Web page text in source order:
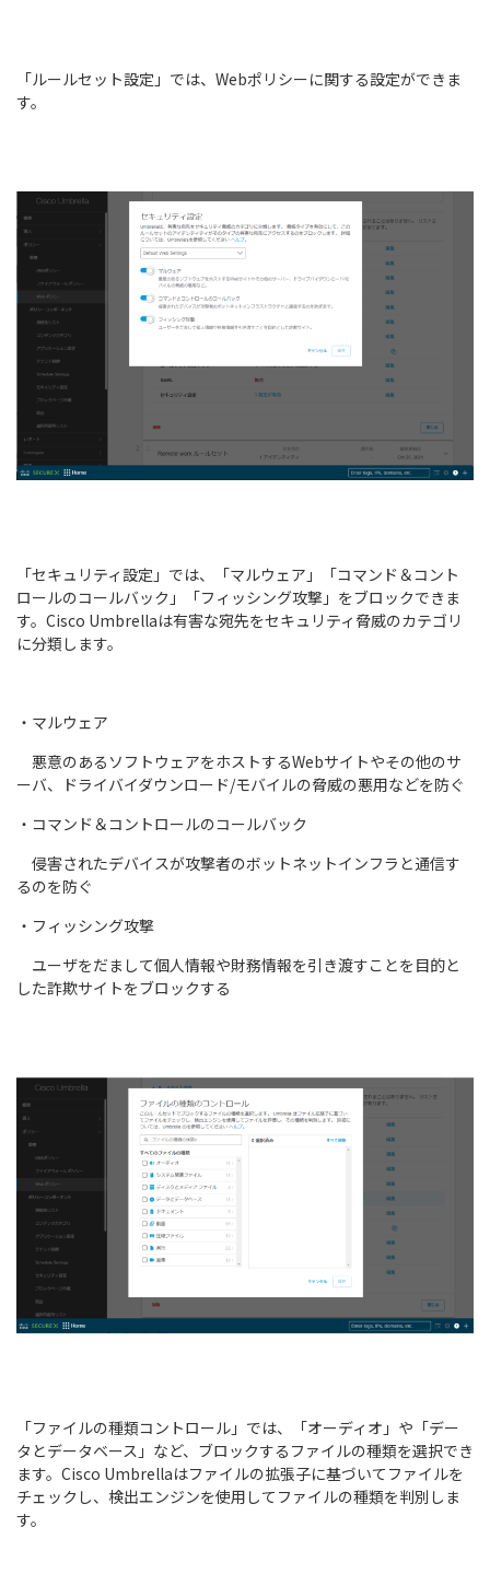
「ルールセット設定」では、Webポリシーに関する設定ができま
す。
「セキュリティ設定」では、「マルウェア」「コマンド＆コント
ロールのコールバック」「フィッシング攻撃」をブロックできま
す。Cisco Umbrellaは有害な宛先をセキュリティ脅威のカテゴリ
に分類します。
・マルウェア
悪意のあるソフトウェアをホストするWebサイトやその他のサ
ーバ、ドライバイダウンロード/モバイルの脅威の悪用などを防ぐ
・コマンド＆コントロールのコールバック
侵害されたデバイスが攻撃者のボットネットインフラと通信す
るのを防ぐ
・フィッシング攻撃
ユーザをだまして個人情報や財務情報を引き渡すことを目的と
した詐欺サイトをブロックする
「ファイルの種類コントロール」では、「オーディオ」や「デー
タとデータベース」など、ブロックするファイルの種類を選択でき
ます。Cisco Umbrellaはファイルの拡張子に基づいてファイルを
チェックし、検出エンジンを使用してファイルの種類を判別しま
す。